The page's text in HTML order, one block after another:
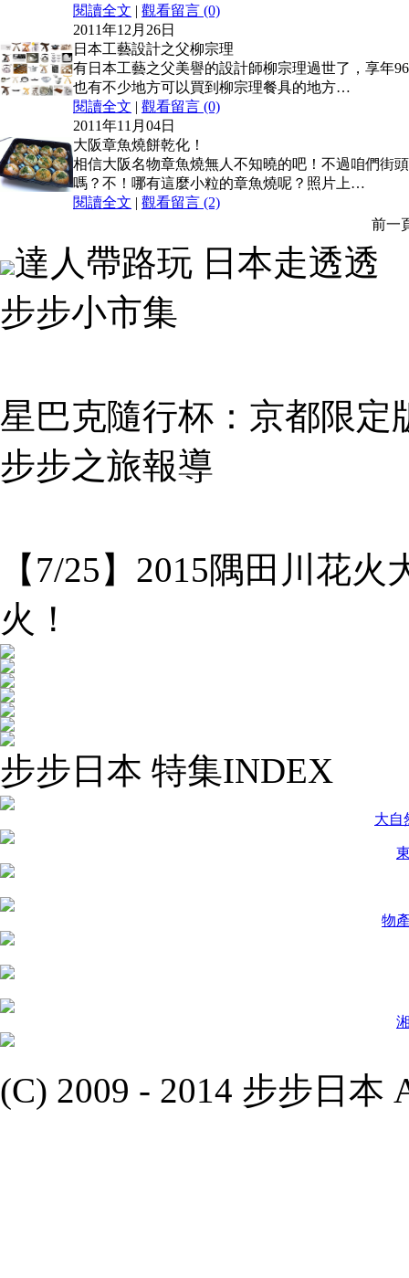
閱讀全文 | 觀看留言 (0)
2011年12月26日
日本工藝設計之父柳宗理
有日本工藝之父美譽的設計師柳宗理過世了，享年
也有不少地方可以買到柳宗理餐具的地方…
閱讀全文 | 觀看留言 (0)
2011年11月04日
大阪章魚燒餅乾化！
相信大阪名物章魚燒無人不知曉的吧！不過咱們街
嗎？不！哪有這麼小粒的章魚燒呢？照片上…
閱讀全文 | 觀看留言 (2)
前一
達人帶路玩 日本走透透
步步小市集
星巴克隨行杯：京都限定
步步之旅報導
【7/25】2015隅田川花
火！
步步日本 特集INDEX
大自
物
(C) 2009 - 2014 步步日本